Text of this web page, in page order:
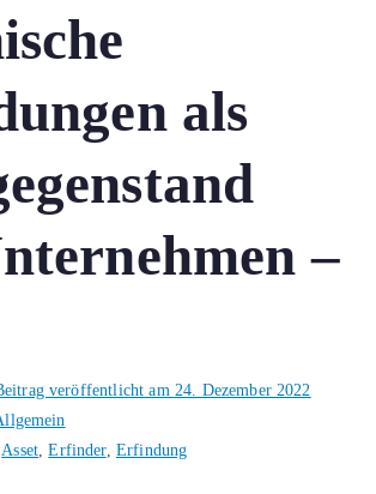
als
–
veröffentlicht am 24. Dezember 2022
Asset,Erfinder, Erfindung